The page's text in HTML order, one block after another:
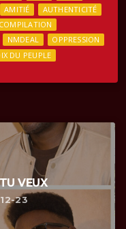
AMITIÉ
AUTHENTICITÉ
COMPILATION
NMDEAL
OPPRESSION
DU PEUPLE
VEUX
23